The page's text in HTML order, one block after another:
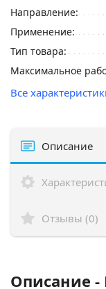
Направление:
Применение:
Тип товара:
Максимальное
Все
Описание
Отзывы (0)
Описание